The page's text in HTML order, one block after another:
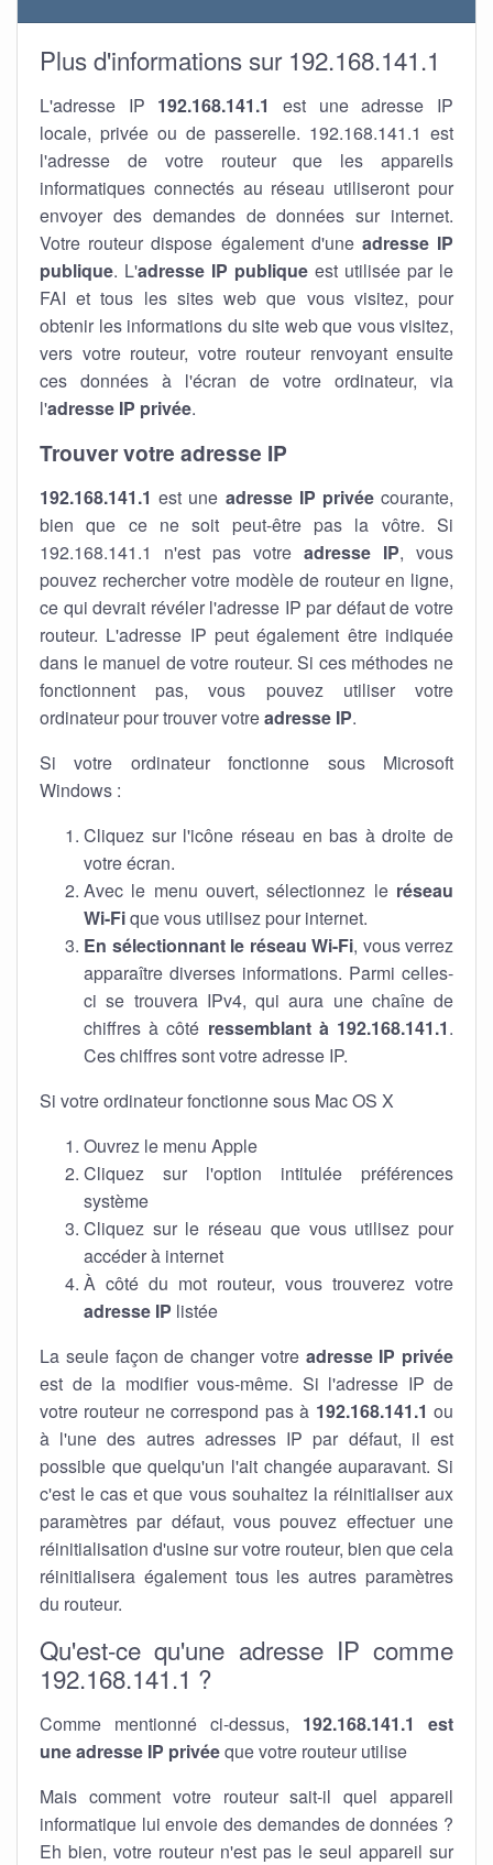
Plus d'informations sur 192.168.141.1
L'adresse IP 192.168.141.1
est une adresse IP
locale, privée ou de passerelle. 192.168.141.1 est
l'adresse de votre routeur que les appareils
informatiques connectés au réseau utiliseront pour
envoyer des demandes de données sur internet.
Votre routeur dispose également d'une adresse IP
publique. L'adresse IP publique est utilisée par le
FAI et tous les sites web que vous visitez, pour
obtenir les informations du site web que vous visitez,
vers votre routeur, votre routeur renvoyant ensuite
ces données à l'écran de votre ordinateur, via
l'adresse IP privée.
Trouver votre adresse IP
192.168.141.1 est une adresse IP privéecourante,
bien que ce ne soit peut-être pas la vôtre. Si
192.168.141.1 n'est pas votre adresse IP, vous
pouvez rechercher votre modèle de routeur en ligne,
ce qui devrait révéler l'adresse IP par défaut de votre
routeur. L'adresse IP peut également être indiquée
dans le manuel de votre routeur. Si ces méthodes ne
fonctionnent pas, vous pouvez utiliser votre
ordinateur pour trouver votreadresse IP.
Si votre ordinateur fonctionne sous Microsoft
Windows :
Cliquez sur l'icône réseau en bas à droite de
votre écran.
Avec le menu ouvert, sélectionnez le réseau
Wi-Fique vous utilisez pour internet.
En sélectionnant le réseau Wi-Fi, vous verrez
apparaître diverses informations. Parmi celles-
ci se trouvera IPv4, qui aura une chaîne de
chiffres à côté ressemblant à 192.168.141.1.
Ces chiffres sont votre adresse IP.
Si votre ordinateur fonctionne sous Mac OS X
Ouvrez le menu Apple
Cliquez sur l'option intitulée préférences
système
Cliquez sur le réseau que vous utilisez pour
accéder à internet
À côté du mot routeur, vous trouverez votre
adresse IP listée
La seule façon de changer votre adresse IP privée
est de la modifier vous-même. Si l'adresse IP de
votre routeur ne correspond pas à 192.168.141.1 ou
à l'une des autres adresses IP par défaut, il est
possible que quelqu'un l'ait changée auparavant. Si
c'est le cas et que vous souhaitez la réinitialiser aux
paramètres par défaut, vous pouvez effectuer une
réinitialisation d'usine sur votre routeur, bien que cela
réinitialisera également tous les autres paramètres
du routeur.
Qu'est-ce qu'une adresse IP comme
192.168.141.1 ?
Comme mentionné ci-dessus, 192.168.141.1 est
une adresse IP privéeque votre routeur utilise
Mais comment votre routeur sait-il quel appareil
informatique lui envoie des demandes de données ?
Eh bien, votre routeur n'est pas le seul appareil sur